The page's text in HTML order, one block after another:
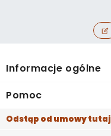
Informacje ogólne
Pomoc
Odstąp od umowy tutaj